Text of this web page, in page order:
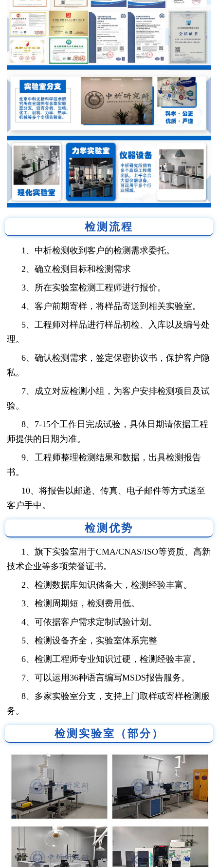
检测流程
1、中析检测收到客户的检测需求委托。
2、确立检测目标和检测需求
3、所在实验室检测工程师进行报价。
4、客户前期寄样，将样品寄送到相关实验室。
5、工程师对样品进行样品初检、入库以及编号处
理。
6、确认检测需求，签定保密协议书，保护客户隐
私。
7、成立对应检测小组，为客户安排检测项目及试
验。
8、7-15个工作日完成试验，具体日期请依据工程
师提供的日期为准。
9、工程师整理检测结果和数据，出具检测报告
书。
10、将报告以邮递、传真、电子邮件等方式送至
客户手中。
检测优势
1、旗下实验室用于CMA/CNAS/ISO等资质、高新
技术企业等多项荣誉证书。
2、检测数据库知识储备大，检测经验丰富。
3、检测周期短，检测费用低。
4、可依据客户需求定制试验计划。
5、检测设备齐全，实验室体系完整
6、检测工程师专业知识过硬，检测经验丰富。
7、可以运用36种语言编写MSDS报告服务。
8、多家实验室分支，支持上门取样或寄样检测服
务。
检测实验室（部分）